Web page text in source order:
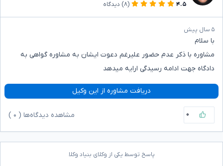
۴.۵
(۸) دیدگاه
۵ سال پیش
با سلام
مشاوره با ذکر عدم حضور علیرغم دعوت ایشان به مشاوره گواهی به
دادگاه جهت ادامه رسیدگی ارایه میدهد
دریافت مشاوره از این وکیل
۰ مشاهده دیدگاه‌ها ( ۰
پاسخ توسط یکی از وکلای بنیاد وکلا